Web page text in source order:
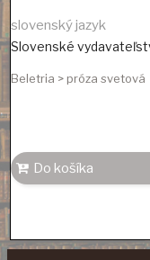
slovenský jazyk
Slovenské
Beletria > próza svetová
Do košíka